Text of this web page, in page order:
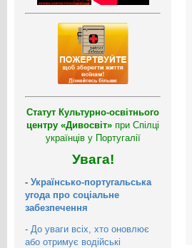
Статут Культурно-освітнього
центру «Дивосвіт» при Спілці
українців у Португалії
Увага!
- Українсько-португальська
угода про соціальне
забезпечення
- До уваги всіх, хто оновлює
або отримує водійські